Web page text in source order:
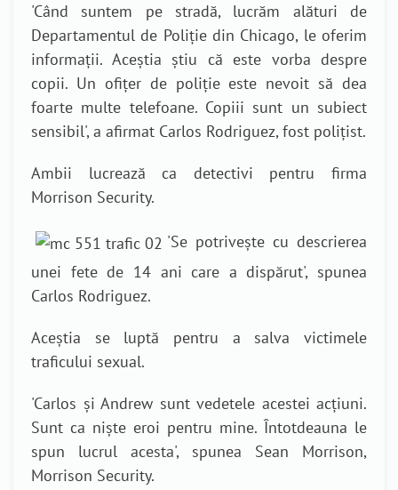
'Când suntem pe stradă, lucrăm alături de
Departamentul de Poliție din Chicago, le oferim
informații. Aceștia știu că este vorba despre
copii. Un ofițer de poliție este nevoit să dea
foarte multe telefoane. Copiii sunt un subiect
sensibil', a afirmat Carlos Rodriguez, fost polițist.
Ambii lucrează ca detectivi pentru firma
Morrison Security.
'Se potrivește cu descrierea
unei fete de 14 ani care a dispărut', spunea
Carlos Rodriguez.
Aceștia se luptă pentru a salva victimele
traficului sexual.
'Carlos și Andrew sunt vedetele acestei acțiuni.
Sunt ca niște eroi pentru mine. Întotdeauna le
spun lucrul acesta', spunea Sean Morrison,
Morrison Security.